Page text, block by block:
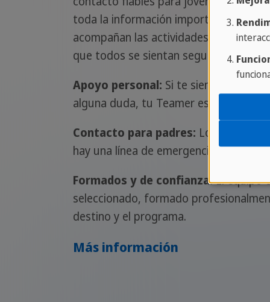
toda la información importante y, en
acompañan las actividades y
que todos se sientan seguros y bien
Apoyo personal: Si te sientes
alguna duda, tu Teamer está siempre
Contacto para padres: Los padres
hay una línea de emergencia
Formados y de confianza:El equipo
seleccionado, formado
destino y el programa.
Más información